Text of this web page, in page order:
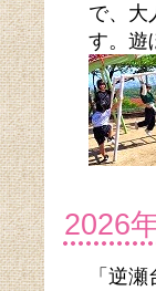
で、大
す。遊
2026
「逆